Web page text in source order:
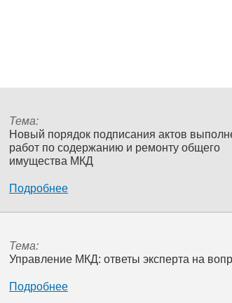
Тема:
Новый порядок подписания актов
работ по содержанию и ремонту общего
имущества МКД
Подробнее
Тема:
Управление МКД: ответы эксперта на
Подробнее